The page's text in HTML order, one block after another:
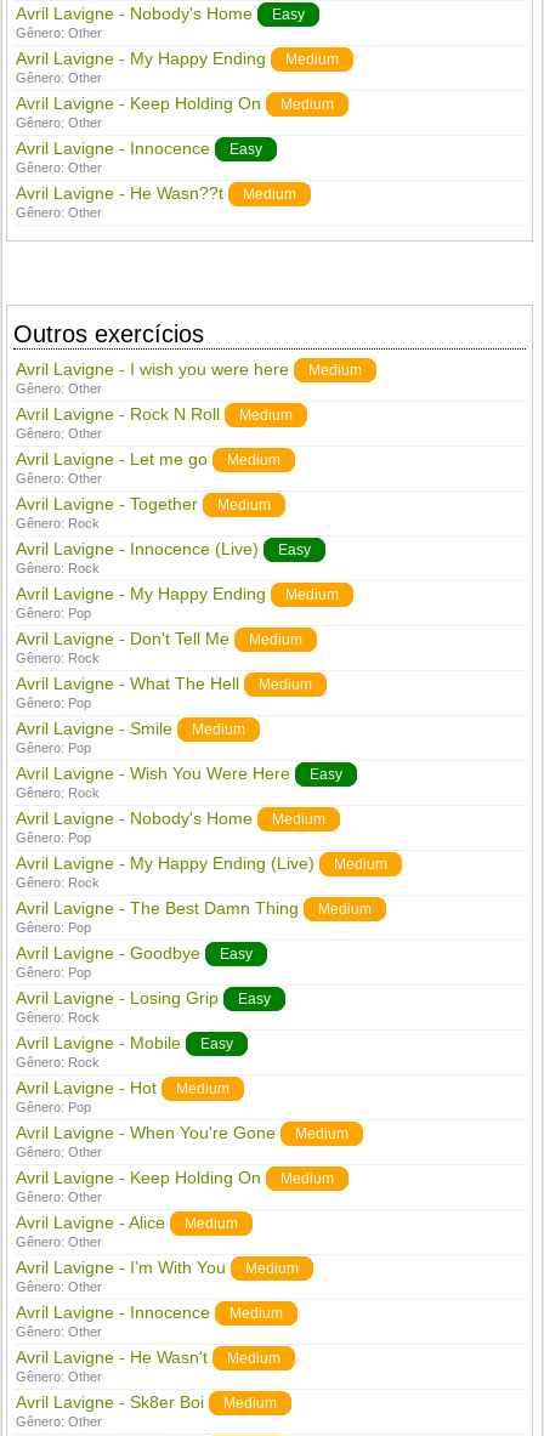
Avril Lavigne - Nobody's Home Easy
Gênero:Other
Avril Lavigne - My Happy Ending Medium
Gênero:Other
Avril Lavigne - Keep Holding On Medium
Gênero:Other
Avril Lavigne - Innocence Easy
Gênero:Other
Avril Lavigne - He Wasn??t Medium
Gênero:Other
Outros exercícios
Avril Lavigne - I wish you were here Medium
Gênero:Other
Avril Lavigne - Rock N Roll Medium
Gênero:Other
Avril Lavigne - Let me go Medium
Gênero:Other
Avril Lavigne - Together Medium
Gênero: Rock
Avril Lavigne - Innocence (Live) Easy
Gênero: Rock
Avril Lavigne - My Happy Ending Medium
Gênero: Pop
Avril Lavigne - Don't Tell Me Medium
Gênero: Rock
Avril Lavigne - What The Hell Medium
Gênero: Pop
Avril Lavigne - Smile Medium
Gênero: Pop
Avril Lavigne - Wish You Were Here Easy
Gênero: Rock
Avril Lavigne - Nobody's Home Medium
Gênero: Pop
Avril Lavigne - My Happy Ending (Live) Medium
Gênero: Rock
Avril Lavigne - The Best Damn Thing Medium
Gênero: Pop
Avril Lavigne - Goodbye Easy
Gênero: Pop
Avril Lavigne - Losing Grip Easy
Gênero: Rock
Avril Lavigne - Mobile Easy
Gênero: Rock
Avril Lavigne - Hot Medium
Gênero: Pop
Avril Lavigne - When You're Gone Medium
Gênero:Other
Avril Lavigne - Keep Holding On Medium
Gênero:Other
Avril Lavigne - Alice Medium
Gênero:Other
Avril Lavigne - I'm With You Medium
Gênero:Other
Avril Lavigne - Innocence Medium
Gênero:Other
Avril Lavigne - He Wasn't Medium
Gênero:Other
Avril Lavigne - Sk8er Boi Medium
Gênero:Other